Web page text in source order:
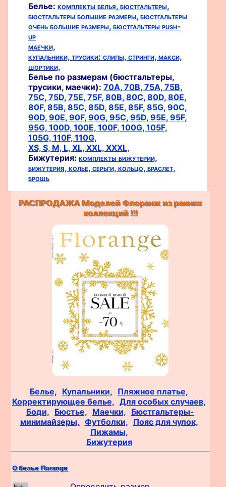
Белье: комплекты белья, бюстгальтеры,
бюстгальтеры большие размеры, бюстгальтеры
очень большие размеры, бюстгальтеры push-
up
маечки,
купальники, трусики: слипы, стринги, макси,
шортики,
Белье по размерам (бюстгальтеры,
трусики, маечки): 70A, 70B, 75A, 75B,
75C, 75D, 75E, 75F, 80B, 80C, 80D, 80E,
80F, 85B, 85C, 85D, 85E, 85F, 85G, 90C,
90D, 90E, 90F, 90G, 95C, 95D, 95E, 95F,
95G, 100D, 100E, 100F, 100G, 105F,
105G, 110F, 110G,
XS, S, M, L, XL, XXL, XXXL,
Бижутерия: комплекты бижутерии,
бижутерия, колье, серьги, кольцо, браслет,
брошь
РАСПРОДАЖА Моделей Флоранж из ранних
коллекций !!!
Белье, Купальники, Пляжное платье,
Корректирующее белье, Для особых случаев,
Боди, Бюстье, Маечки, Бюстгальтеры-
минимайзеры, Футболки, Пояс для чулок,
Пижамы,
Бижутерия
О белье Florange